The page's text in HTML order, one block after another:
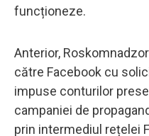
funcționeze.
Anterior,
către Facebook cu
impuse conturilor
campaniei de
prin intermediul rețelei